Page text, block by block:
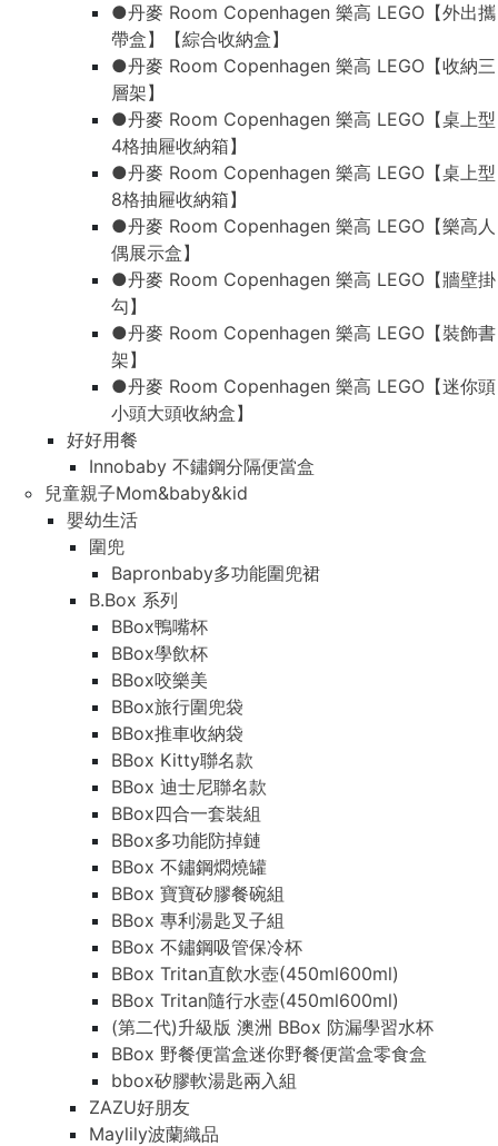
●丹麥 Room Copenhagen 樂高 LEGO【外出攜
帶盒】【綜合收納盒】
●丹麥 Room Copenhagen 樂高 LEGO【收納三
層架】
●丹麥 Room Copenhagen 樂高 LEGO【桌上型
4格抽屜收納箱】
●丹麥 Room Copenhagen 樂高 LEGO【桌上型
8格抽屜收納箱】
●丹麥 Room Copenhagen 樂高 LEGO【樂高人
偶展示盒】
●丹麥 Room Copenhagen 樂高 LEGO【牆壁掛
勾】
●丹麥 Room Copenhagen 樂高 LEGO【裝飾書
架】
●丹麥 Room Copenhagen 樂高 LEGO【迷你頭
小頭大頭收納盒】
好好用餐
Innobaby 不鏽鋼分隔便當盒
兒童親子Mom&baby&kid
嬰幼生活
圍兜
Bapronbaby多功能圍兜裙
B.Box 系列
BBox鴨嘴杯
BBox學飲杯
BBox咬樂美
BBox旅行圍兜袋
BBox推車收納袋
BBox Kitty聯名款
BBox 迪士尼聯名款
BBox四合一套裝組
BBox多功能防掉鏈
BBox 不鏽鋼燜燒罐
BBox 寶寶矽膠餐碗組
BBox 專利湯匙叉子組
BBox 不鏽鋼吸管保冷杯
BBox Tritan直飲水壺(450ml600ml)
BBox Tritan隨行水壺(450ml600ml)
(第二代)升級版 澳洲 BBox 防漏學習水杯
BBox 野餐便當盒迷你野餐便當盒零食盒
bbox矽膠軟湯匙兩入組
ZAZU好朋友
Maylily波蘭織品